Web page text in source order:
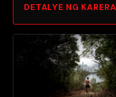
DETALYE NG